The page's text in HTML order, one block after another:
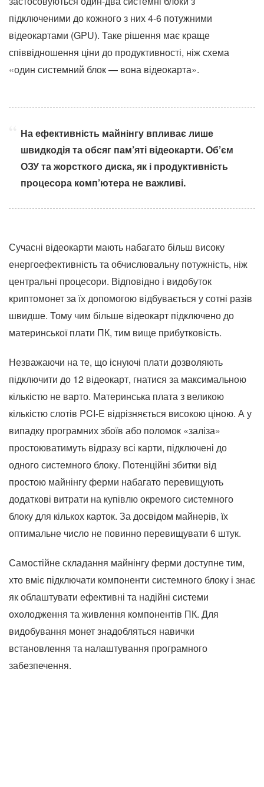
підключеними до кожного з них 4-6 потужними
відеокартами (GPU). Таке рішення має краще
співвідношення ціни до продуктивності, ніж схема
«один системний блок — вона відеокарта».
На ефективність майнінгу впливає лише
швидкодія та обсяг пам’яті відеокарти. Об’єм
ОЗУ та жорсткого диска, як і продуктивність
процесора комп’ютера не важливі.
Сучасні відеокарти мають набагато більш високу
енергоефективність та обчислювальну потужність, ніж
центральні процесори. Відповідно і видобуток
криптомонет за їх допомогою відбувається у сотні разів
швидше. Тому чим більше відеокарт підключено до
материнської плати ПК, тим вище прибутковість.
Незважаючи на те, що існуючі плати дозволяють
підключити до 12 відеокарт, гнатися за максимальною
кількістю не варто. Материнська плата з великою
кількістю слотів PCI-E відрізняється високою ціною. А у
випадку програмних збоїв або поломок «заліза»
простоюватимуть відразу всі карти, підключені до
одного системного блоку. Потенційні збитки від
простою майнінгу ферми набагато перевищують
додаткові витрати на купівлю окремого системного
блоку для кількох карток. За досвідом майнерів, їх
оптимальне число не повинно перевищувати 6 штук.
Самостійне складання майнінгу ферми доступне тим,
хто вміє підключати компоненти системного блоку і знає
як облаштувати ефективні та надійні системи
охолодження та живлення компонентів ПК. Для
видобування монет знадобляться навички
встановлення та налаштування програмного
забезпечення.